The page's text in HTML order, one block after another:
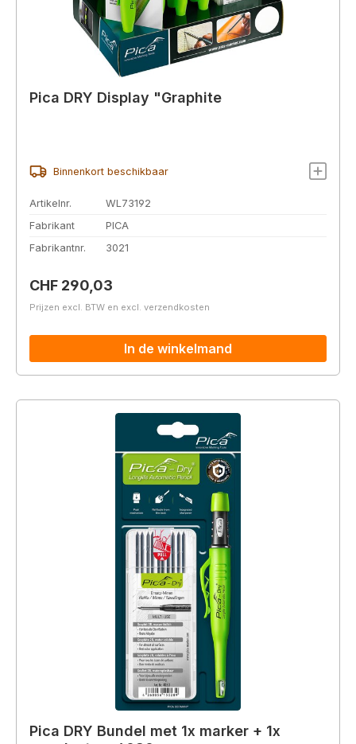
Pica DRY Display "Graphite
Binnenkort beschikbaar
Artikelnr.
WL73192
Fabrikant
PICA
Fabrikantnr.
3021
Normale prijs:
CHF 290,03
Prijzen excl. BTW en excl. verzendkosten
In de winkelmand
Pica DRY Bundel met 1x marker + 1x